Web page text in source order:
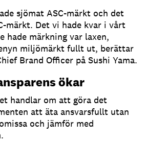
sjömat ASC-märkt och det
märkt. Det vi hade kvar i vårt
hade märkning var laxen,
miljömärkt fullt ut, berättar
Brand Officer på Sushi Yama.
ökar
handlar om att göra det
att äta ansvarsfullt utan
och jämför med